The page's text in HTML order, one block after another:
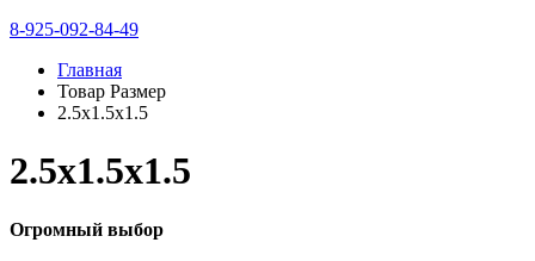
8-925-092-84-49
Главная
Товар Размер
2.5х1.5х1.5
2.5х1.5х1.5
Огромный выбор